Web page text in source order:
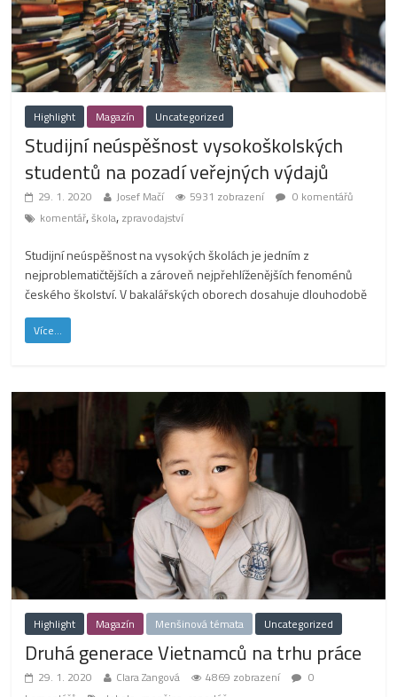
Highlight Magazín Uncategorized
Studijní neúspěšnost vysokoškolských
studentů na pozadí veřejných výdajů
29. 1. 2020 Josef Mačí 5931 zobrazení
0 komentářů
komentář,škola, zpravodajství
Studijní neúspěšnost na vysokých školách je jedním z
nejproblematičtějších a zároveň nejpřehlíženějších fenoménů
českého školství. V bakalářských oborech dosahuje dlouhodobě
Více...
Highlight Magazín Menšinová témata Uncategorized
Druhá generace Vietnamců na trhu práce
29. 1. 2020 Clara Zangová 4869 zobrazení
0